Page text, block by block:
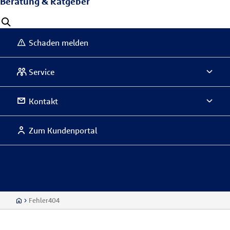
Schaden melden
Service
Kontakt
Zum Kundenportal
Fehler404